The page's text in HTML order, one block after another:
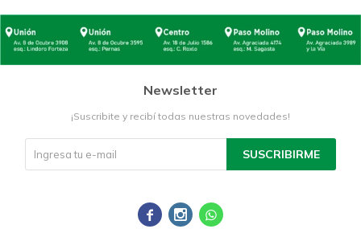
Newsletter
¡Suscribite y recibí todas nuestras novedades!
SUSCRIBIRME
  